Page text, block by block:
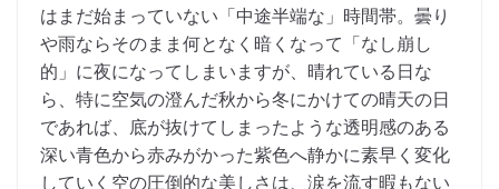
はまだ始まっていない「中途半端な」時間帯。曇り
や雨ならそのまま何となく暗くなって「なし崩し
的」に夜になってしまいますが、晴れている日な
ら、特に空気の澄んだ秋から冬にかけての晴天の日
であれば、底が抜けてしまったような透明感のある
深い青色から赤みがかった紫色へ静かに素早く変化
していく空の圧倒的な美しさは、涙を流す暇もない